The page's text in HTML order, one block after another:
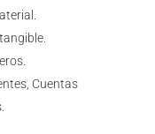
Cuentas